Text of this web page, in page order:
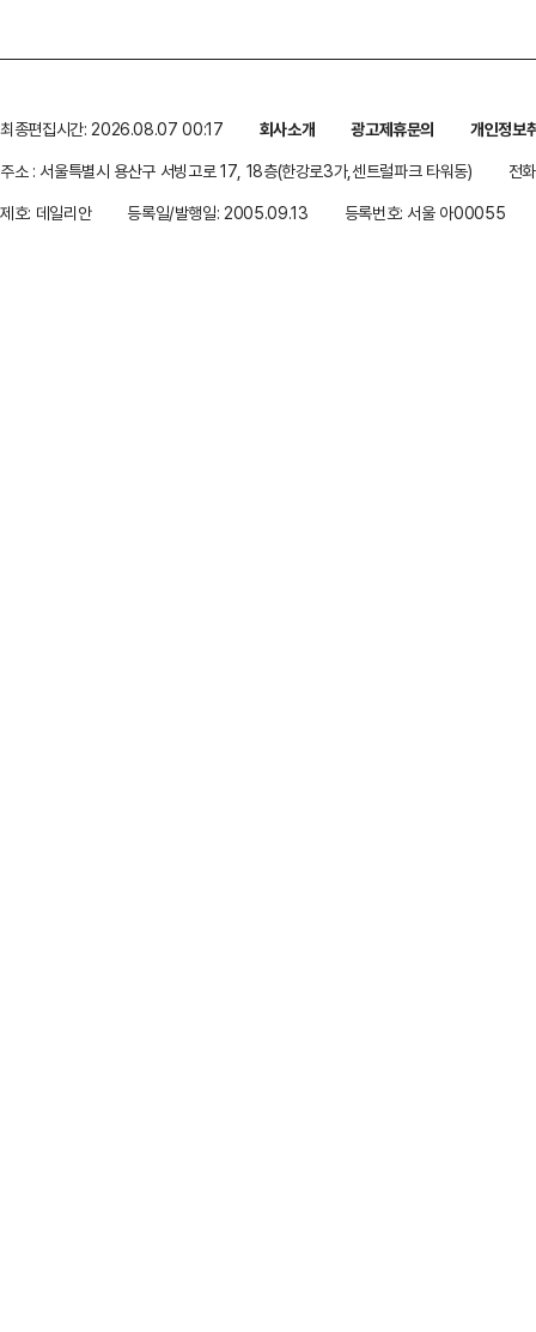
최종편집시간: 2026.08.07 00:17 회사소개 광고제휴문의
개인정보
주소 : 서울특별시 용산구 서빙고로 17, 18층(한강로3가,센트럴파크 타워동)
전
제호: 데일리안
등록일/발행일: 2005.09.13 등록번호: 서울 아00055